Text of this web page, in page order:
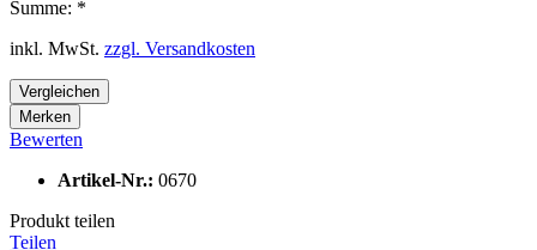
Summe: *
inkl. MwSt. zzgl. Versandkosten
Vergleichen
Merken
Bewerten
Artikel-Nr.: 0670
Produkt teilen
Teilen